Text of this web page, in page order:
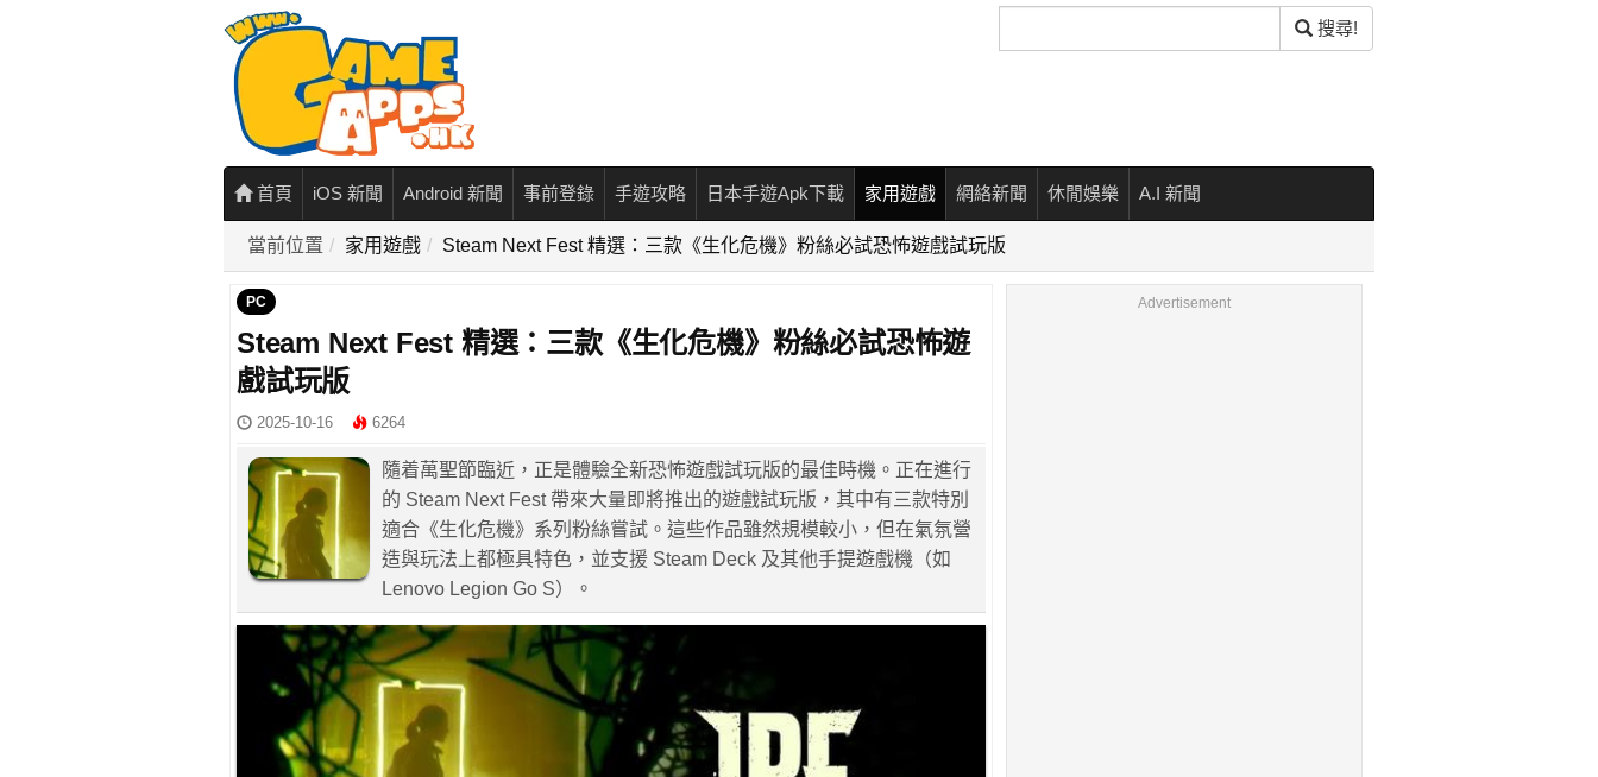
尋
搜尋!
首頁 iOS 新聞 Android 新聞 事前登錄 手遊攻略 日本手遊Apk下載 家用遊戲 網絡新聞 休閒娛樂 A.I 新聞
當前位置 家用遊戲 Steam Next Fest 精選：三款《生化危機》粉絲必試恐怖遊戲試玩版
PC
Steam Next Fest 精選：三款《生化危機》粉絲必試恐怖遊
戲試玩版
2025-10-16 6264
隨着萬聖節臨近，正是體驗全新恐怖遊戲試玩版的最佳時機。正在進行
的 Steam Next Fest 帶來大量即將推出的遊戲試玩版，其中有三款特別
適合《生化危機》系列粉絲嘗試。這些作品雖然規模較小，但在氣氛營
造與玩法上都極具特色，並支援 Steam Deck 及其他手提遊戲機（如
Lenovo Legion Go S）。
Advertisement